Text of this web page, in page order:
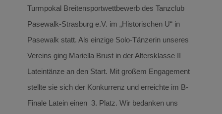
Turmpokal Breitensportwettbewerb des Tanzclub
Pasewalk-Strasburg e.V. im „Historischen U“ in
Pasewalk statt. Als einzige Solo-Tänzerin unseres
Vereins ging Mariella Brust in der Altersklasse II
Lateintänze an den Start. Mit großem Engagement
stellte sie sich der Konkurrenz und erreichte im B-
Finale Latein einen 3. Platz. Wir bedanken uns